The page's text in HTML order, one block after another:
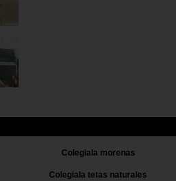
Colegiala morenas
Colegiala tetas naturales